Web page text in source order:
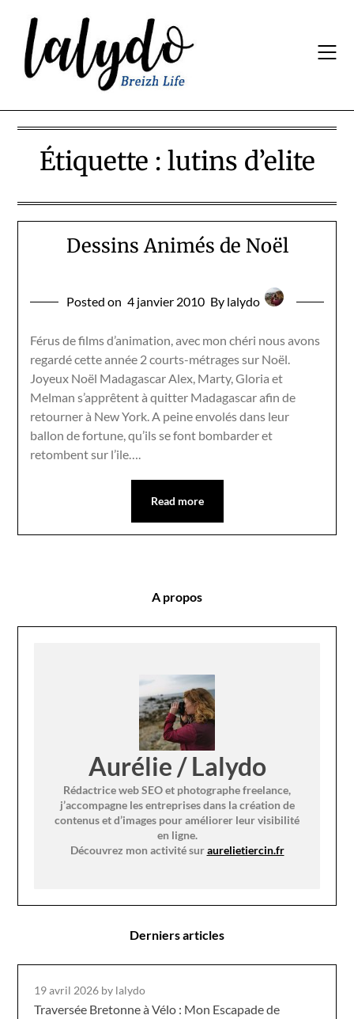
content
Étiquette : lutins d’elite
Dessins Animés de Noël
Posted on 4 janvier 2010 By lalydo
Férus de films d’animation, avec mon chéri nous avons
regardé cette année 2 courts-métrages sur Noël.
Joyeux Noël Madagascar Alex, Marty, Gloria et
Melman s’apprêtent à quitter Madagascar afin de
retourner à New York. A peine envolés dans leur
ballon de fortune, qu’ils se font bombarder et
retombent sur l’ile….
Read more
A propos
Aurélie / Lalydo
Rédactrice web SEO et photographe freelance,
j’accompagne les entreprises dans la création de
contenus et d’images pour améliorer leur visibilité
en ligne.
Découvrez mon activité suraurelietiercin.fr
Derniers articles
19 avril 2026 by lalydo
Traversée Bretonne à Vélo : Mon Escapade de